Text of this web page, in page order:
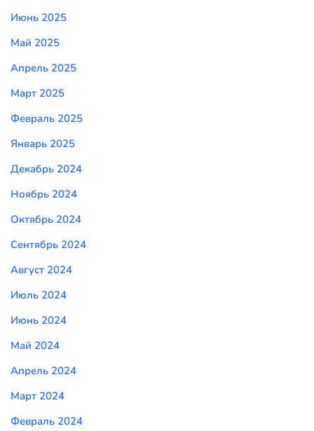
Июнь 2025
Май 2025
Апрель 2025
Март 2025
Февраль 2025
Январь 2025
Декабрь 2024
Ноябрь 2024
Октябрь 2024
Сентябрь 2024
Август 2024
Июль 2024
Июнь 2024
Май 2024
Апрель 2024
Март 2024
Февраль 2024